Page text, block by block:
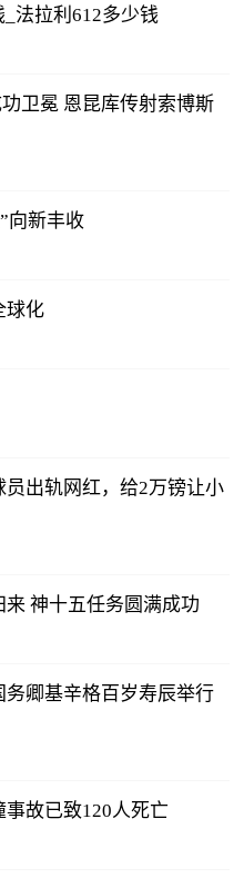
法拉利612多少钱
卫冕 恩昆库传射索博斯
向新丰收
球化
出轨网红，给2万镑让小
神十五任务圆满成功
卿基辛格百岁寿辰举行
故已致120人死亡